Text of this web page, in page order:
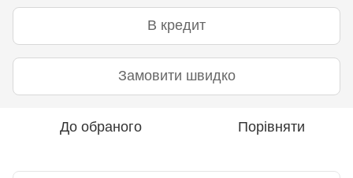
В кредит
Замовити швидко
До обраного Порівняти